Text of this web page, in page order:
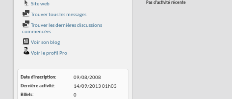
Site web
Trouver tous les messages
Trouver les dernières discussions
commencées
Voir son blog
Voir le profil Pro
Date d'inscription
09/08/2008
Dernière activité
14/09/2013 01h03
Billets
0
Pas d'activité récente